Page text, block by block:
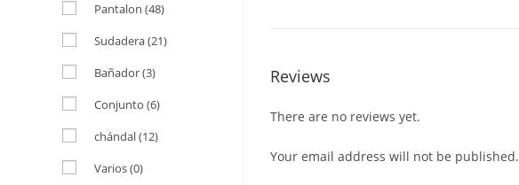
Reviews
There are no reviews yet.
Your email address will not be published.
Pantalon (48)
Sudadera(21)
Bañador(3)
Conjunto (6)
chándal(12)
Varios(0)